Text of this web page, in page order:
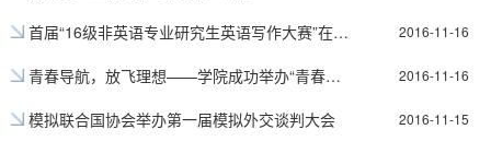
首届“16级非英语专业研究生英语写作大赛”在我校成功举办及获奖名单公布 2016-11-16
青春导航，放飞理想——学院成功举办“青春导航”优秀大学生事迹报告会 2016-11-16
模拟联合国协会举办第一届模拟外交谈判大会 2016-11-15